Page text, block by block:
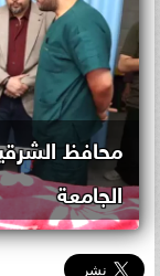
محافظ
الجامعة